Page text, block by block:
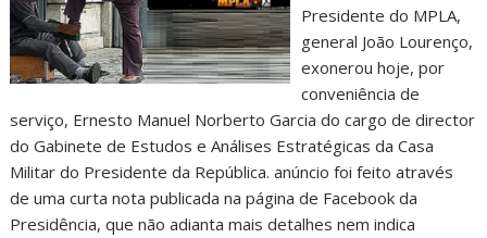
Presidente do MPLA,
general João Lourenço,
exonerou hoje, por
conveniência de
serviço, Ernesto Manuel Norberto Garcia do cargo de director
do Gabinete de Estudos e Análises Estratégicas da Casa
Militar do Presidente da República. anúncio foi feito através
de uma curta nota publicada na página de Facebook da
Presidência, que não adianta mais detalhes nem indica